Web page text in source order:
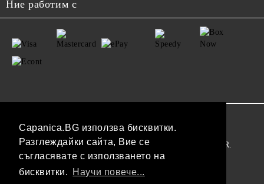
Capanica.BG използва бисквитки.
Разглеждайки сайта, Вие се
съгласявате с използването на
бисквитки.
Научи повече...
Ние работим с
Нашият онлайн магазин е 100% съобразен с GDPR.